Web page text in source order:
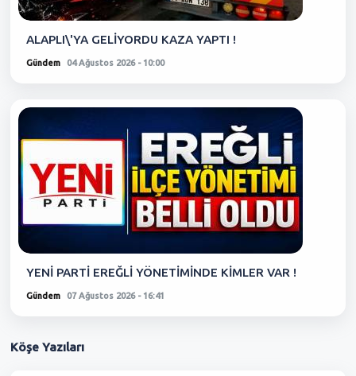
ALAPLI\'YA GELİYORDU KAZA YAPTI !
Gündem 04 Ağustos 2026 - 10:00
YENİ PARTİ EREĞLİ YÖNETİMİNDE KİMLER VAR !
Gündem 07 Ağustos 2026 - 16:41
Köşe Yazıları